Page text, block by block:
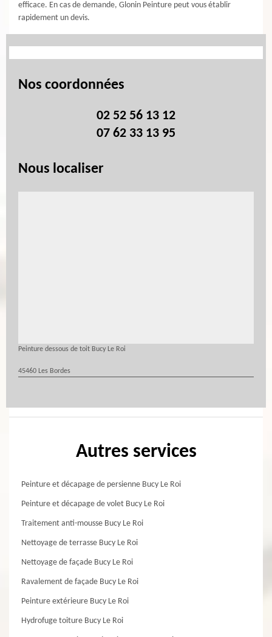
efficace. En cas de demande, Glonin Peinture peut vous établir
rapidement un devis.
Nos coordonnées
02 52 56 13 12
07 62 33 13 95
Nous localiser
Peinture dessous de toit Bucy Le Roi
45460 Les Bordes
Autres services
Peinture et décapage de persienne Bucy Le Roi
Peinture et décapage de volet Bucy Le Roi
Traitement anti-mousse Bucy Le Roi
Nettoyage de terrasse Bucy Le Roi
Nettoyage de façade Bucy Le Roi
Ravalement de façade Bucy Le Roi
Peinture extérieure Bucy Le Roi
Hydrofuge toiture Bucy Le Roi